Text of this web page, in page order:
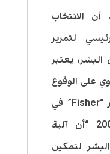
الانتخاب
لتمرير
البشر، يعتبر
على الوقوع
في الحب. كما كتبت فيشر “Fisher” في
ورقة بحثية في عام 2005 “أن آلية
لتمكين